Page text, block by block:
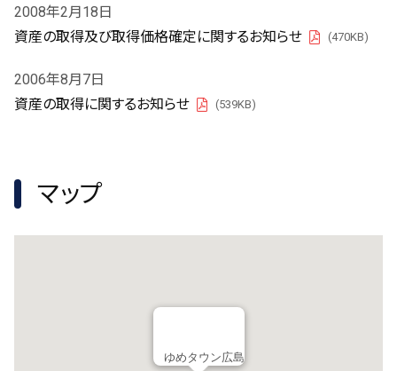
2008年2月18日
資産の取得及び取得価格確定に関するお知らせ
PDF
(470KB)
2006年8月7日
資産の取得に関するお知らせ
PDF
(539KB)
マップ
ゆめタウン広島